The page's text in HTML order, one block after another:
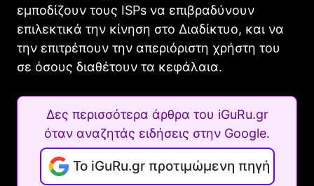
εμποδίζουν τους ISPs να επιβραδύνουν
επιλεκτικά την κίνηση στο Διαδίκτυο, και να
την επιτρέπουν την απεριόριστη χρήστη του
σε όσους διαθέτουν τα κεφάλαια.
Δες περισσότερα άρθρα του iGuRu.gr
όταν αναζητάς ειδήσεις στην Google.
Το iGuRu.gr προτιμώμενη πηγή